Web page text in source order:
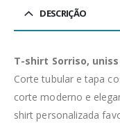
DESCRIÇÃO
T-shirt Sorriso,
Corte tubular e tapa
corte moderno e
shirt personalizada